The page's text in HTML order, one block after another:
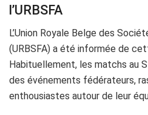
l’URBSFA
L’Union Royale Belge des
(URBSFA) a été informée de
Habituellement, les matchs au
des événements fédérateurs,
enthousiastes autour de leur